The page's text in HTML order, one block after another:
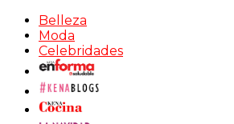
Belleza
Moda
Celebridades